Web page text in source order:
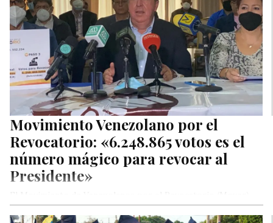
Movimiento Venezolano por el
Revocatorio: «6.248.865 votos es el
número mágico para revocar al
Presidente»
ofreció al país una explicación técnica de lo que se requiere
para…